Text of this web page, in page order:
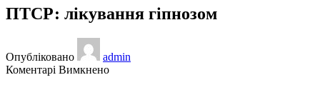
ПТСР: лікування гіпнозом
Опубліковано
admin
Коментарі Вимкненодо